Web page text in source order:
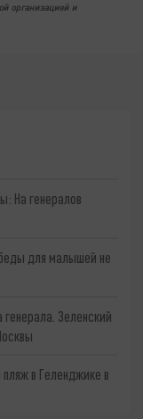
организацией и
На генералов
для малышей не
Зеленский
в Геленджике в